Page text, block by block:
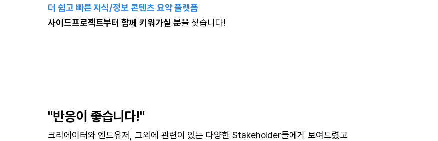
더 쉽고 빠른 지식/정보 콘텐츠 요약 플랫폼
사이드프로젝트부터 함께 키워가실 분을 찾습니다!
"반응이 좋습니다!"
크리에이터와 엔드유저, 그외에 관련이 있는 다양한 Stakeholder들에게 보여드렸고